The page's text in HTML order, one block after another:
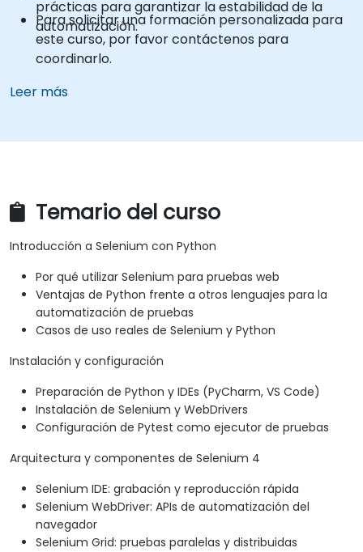
prácticas para garantizar la estabilidad de la
automatización.
Para solicitar una formación personalizada para
este curso, por favor contáctenos para
coordinarlo.
Leer más
Temario del curso
Introducción a Selenium con Python
Por qué utilizar Selenium para pruebas web
Ventajas de Python frente a otros lenguajes para la
automatización de pruebas
Casos de uso reales de Selenium y Python
Instalación y configuración
Preparación de Python y IDEs (PyCharm, VS Code)
Instalación de Selenium y WebDrivers
Configuración de Pytest como ejecutor de pruebas
Arquitectura y componentes de Selenium 4
Selenium IDE: grabación y reproducción rápida
Selenium WebDriver: APIs de automatización del
navegador
Selenium Grid: pruebas paralelas y distribuidas